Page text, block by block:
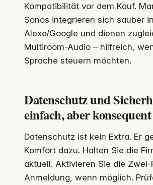
Kompatibilität vor dem Kauf.
Sonos integrieren sich sauber in
Alexa/Google und dienen
Multiroom-Audio – hilfreich,
Sprache steuern möchten.
Datenschutz und
einfach, aber konsequent
Datenschutz ist kein Extra. Er
Komfort dazu. Halten Sie die
aktuell. Aktivieren Sie die Zwei-
Anmeldung, wenn möglich.